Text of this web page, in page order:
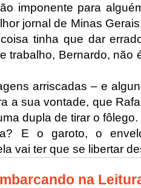
imponente para
jornal de Minas
tinha que dar
trabalho, Bernardo, não
arriscadas – e
a sua vontade, que
dupla de tirar o fôlego.
E o garoto, o
vai ter que se libertar
na